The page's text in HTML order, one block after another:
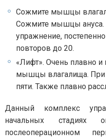
Сожмите мышцы
Сожмите мышцы ануса.
упражнение,
повторов до 20.
«Лифт». Очень плавно и
мышцы влагалища. При
пяти. Также плавно
Данный комплекс
начальных
послеоперационном